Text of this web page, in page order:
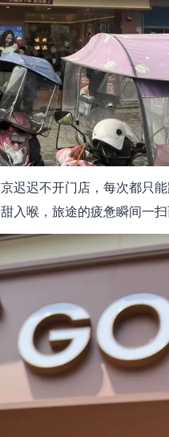
迟迟不开门店，每次都只能
入喉，旅途的疲惫瞬间一扫